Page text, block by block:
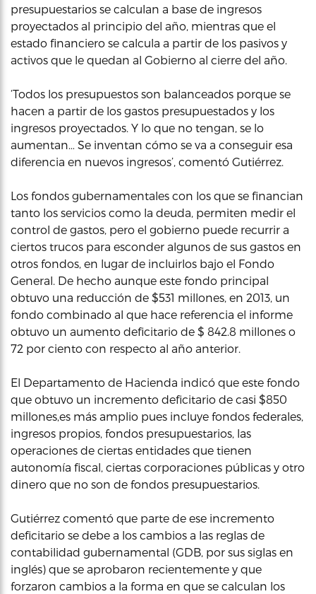
presupuestarios se calculan a base de ingresos
proyectados al principio del año, mientras que el
estado financiero se calcula a partir de los pasivos y
activos que le quedan al Gobierno al cierre del año.
‘Todos los presupuestos son balanceados porque se
hacen a partir de los gastos presupuestados y los
ingresos proyectados. Y lo que no tengan, se lo
aumentan… Se inventan cómo se va a conseguir esa
diferencia en nuevos ingresos’, comentó Gutiérrez.
Los fondos gubernamentales con los que se financian
tanto los servicios como la deuda, permiten medir el
control de gastos, pero el gobierno puede recurrir a
ciertos trucos para esconder algunos de sus gastos en
otros fondos, en lugar de incluirlos bajo el Fondo
General. De hecho aunque este fondo principal
obtuvo una reducción de $531 millones, en 2013, un
fondo combinado al que hace referencia el informe
obtuvo un aumento deficitario de $ 842.8 millones o
72 por ciento con respecto al año anterior.
El Departamento de Hacienda indicó que este fondo
que obtuvo un incremento deficitario de casi $850
millones,es más amplio pues incluye fondos federales,
ingresos propios, fondos presupuestarios, las
operaciones de ciertas entidades que tienen
autonomía fiscal, ciertas corporaciones públicas y otro
dinero que no son de fondos presupuestarios.
Gutiérrez comentó que parte de ese incremento
deficitario se debe a los cambios a las reglas de
contabilidad gubernamental (GDB, por sus siglas en
inglés) que se aprobaron recientemente y que
forzaron cambios a la forma en que se calculan los